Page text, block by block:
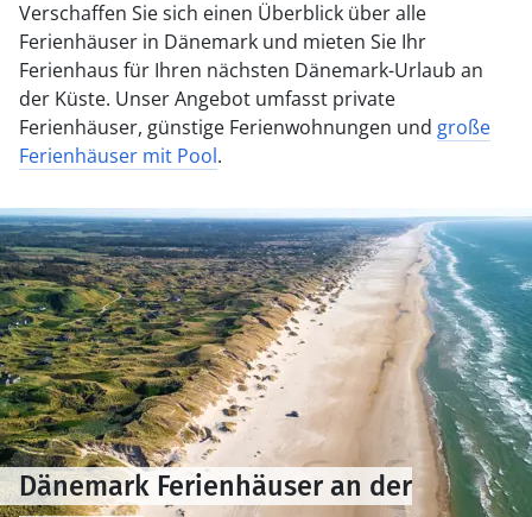
Verschaffen Sie sich einen Überblick über alle
Ferienhäuser in Dänemark und mieten Sie Ihr
Ferienhaus für Ihren nächsten Dänemark-Urlaub an
der Küste. Unser Angebot umfasst private
Ferienhäuser, günstige Ferienwohnungen und große
Ferienhäuser mit Pool.
Dänemark Ferienhäuser an der